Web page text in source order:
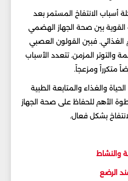
الانتفاخ المستمر بعد
القوية بين صحة الجهاز الهضمي
الغذائي. فبين القولون العصبي
المزمن. تتعدد الأسباب
متكرراً ومزعجاً.
والغذاء والمتابعة الطبية
الأهم للحفاظ على صحة الجهاز
بشكل فعال.
والنشاط
الرضع